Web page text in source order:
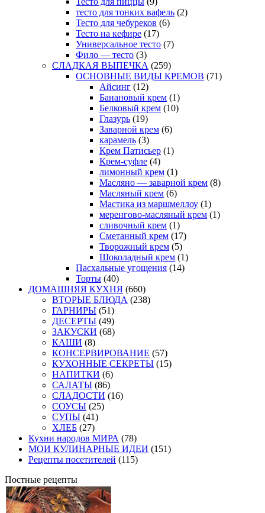
тесто для тонких вафель (2)
Тесто для чебуреков (6)
Тесто на кефире (17)
Универсальное тесто (7)
Фило — тесто (3)
СЛАДКАЯ ВЫПЕЧКА (259)
ОСНОВНЫЕ ВИДЫ КРЕМОВ (71)
Айсинг (12)
Банановый крем (1)
Белковый крем (10)
Глазурь (19)
Заварной крем (6)
карамель (3)
Крем Патисьер (1)
Крем-суфле (4)
лимонный крем (1)
Масляно — заварной крем (8)
Масляный крем (6)
Мастика из маршмеллоу (1)
меренгово-масляный крем (1)
сливочный крем (1)
Сметанный крем (17)
Творожный крем (5)
Шоколадный крем (1)
Пасхальные угощения (14)
Торты (40)
ДОМАШНЯЯ КУХНЯ (660)
ВТОРЫЕ БЛЮДА (238)
ГАРНИРЫ (51)
ДЕСЕРТЫ (49)
ЗАКУСКИ (68)
КАШИ (8)
КОНСЕРВИРОВАНИЕ (57)
КУХОННЫЕ СЕКРЕТЫ (15)
НАПИТКИ (6)
САЛАТЫ (86)
СЛАДОСТИ (16)
СОУСЫ (25)
СУПЫ (41)
ХЛЕБ (27)
Кухни народов МИРА (78)
МОИ КУЛИНАРНЫЕ ИДЕИ (151)
Рецепты посетителей (115)
Постные рецепты